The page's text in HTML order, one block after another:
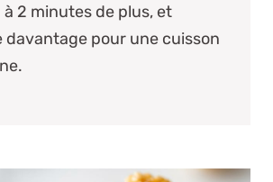
à 2 minutes de plus, et
davantage pour une cuisson